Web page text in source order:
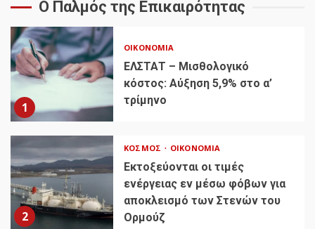
Ο Παλμός της Επικαιρότητας
1
ΟΙΚΟΝΟΜΊΑ
ΕΛΣΤΑΤ – Μισθολογικό
κόστος: Αύξηση 5,9% στο α’
τρίμηνο
2
ΚΌΣΜΟΣ ΟΙΚΟΝΟΜΊΑ
Εκτοξεύονται οι τιμές
ενέργειας εν μέσω φόβων για
αποκλεισμό των Στενών του
Ορμούζ